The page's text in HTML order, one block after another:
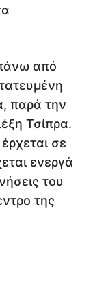
από
παρά την
Τσίπρα.
σε
ενεργά
του
της